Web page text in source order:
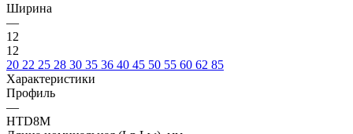
Ширина
—
12
12
20 22 25 28 30 35 36 40 45 50 55 60 62 85
Характеристики
Профиль
—
HTD8M